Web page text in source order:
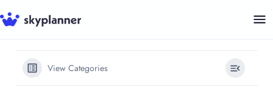
Preskočiť
na
View Categories